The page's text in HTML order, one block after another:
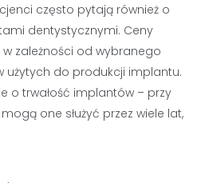
często pytają również o
dentystycznymi. Ceny
zależności od wybranego
użytych do produkcji implantu.
o trwałość implantów – przy
one służyć przez wiele lat,